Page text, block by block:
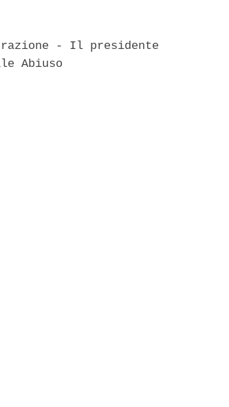
- Il presidente
Abiuso